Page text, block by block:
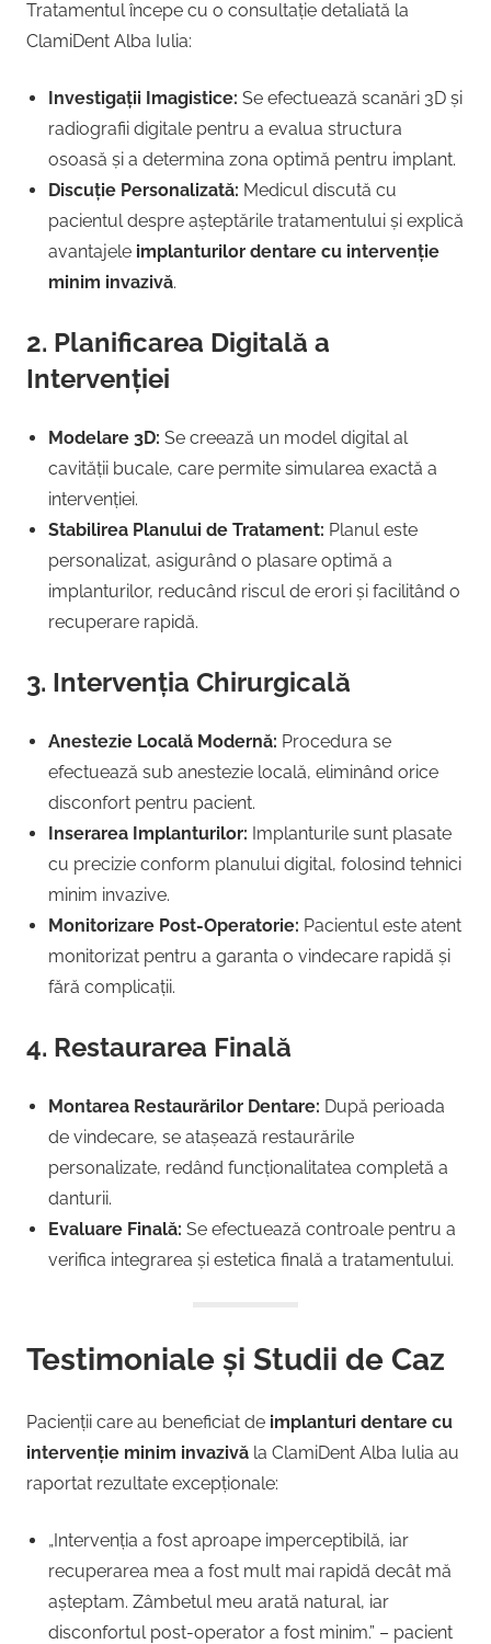
Tratamentul începe cu o consultație detaliată la
ClamiDent Alba Iulia:
Investigații Imagistice: Se efectuează scanări 3D și
radiografii digitale pentru a evalua structura
osoasă și a determina zona optimă pentru implant.
Discuție Personalizată: Medicul discută cu
pacientul despre așteptările tratamentului și explică
avantajele implanturilor dentare cu intervenție
minim invazivă.
2. Planificarea Digitală a
Intervenției
Modelare 3D: Se creează un model digital al
cavității bucale, care permite simularea exactă a
intervenției.
Stabilirea Planului de Tratament: Planul este
personalizat, asigurând o plasare optimă a
implanturilor, reducând riscul de erori și facilitând o
recuperare rapidă.
3. Intervenția Chirurgicală
Anestezie Locală Modernă: Procedura se
efectuează sub anestezie locală, eliminând orice
disconfort pentru pacient.
Inserarea Implanturilor: Implanturile sunt plasate
cu precizie conform planului digital, folosind tehnici
minim invazive.
Monitorizare Post-Operatorie: Pacientul este atent
monitorizat pentru a garanta o vindecare rapidă și
fără complicații.
4. Restaurarea Finală
Montarea Restaurărilor Dentare: După perioada
de vindecare, se atașează restaurările
personalizate, redând funcționalitatea completă a
danturii.
Evaluare Finală: Se efectuează controale pentru a
verifica integrarea și estetica finală a tratamentului.
Testimoniale și Studii de Caz
Pacienții care au beneficiat de implanturi dentare cu
intervenție minim invazivă la ClamiDent Alba Iulia au
raportat rezultate excepționale:
„Intervenția a fost aproape imperceptibilă, iar
recuperarea mea a fost mult mai rapidă decât mă
așteptam. Zâmbetul meu arată natural, iar
disconfortul post-operator a fost minim.” – pacient